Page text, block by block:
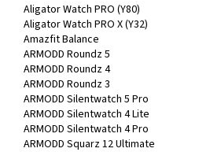
Aligator Watch PRO (Y80)
Aligator Watch PRO X (Y32)
Amazfit Balance
ARMODD Roundz 5
ARMODD Roundz 4
ARMODD Roundz 3
ARMODD Silentwatch 5 Pro
ARMODD Silentwatch 4 Lite
ARMODD Silentwatch 4 Pro
ARMODD Squarz 12 Ultimate